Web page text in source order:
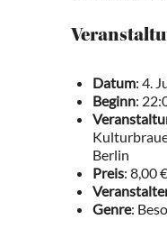
Datum: 4.
Beginn:
Berlin
Preis: 8,00
Genre: